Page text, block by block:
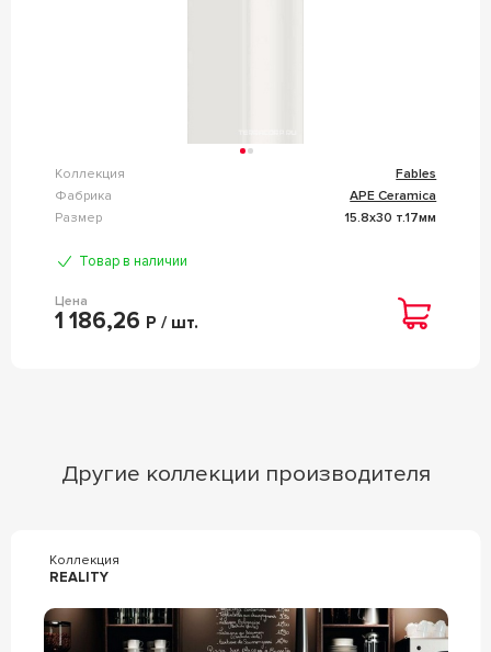
Коллекция
Fables
Фабрика
APE Ceramica
Размер
15.8x30 т.17мм
Товар в наличии
Цена
1 186,26 Р / шт.
Другие коллекции производителя
Коллекция
REALITY